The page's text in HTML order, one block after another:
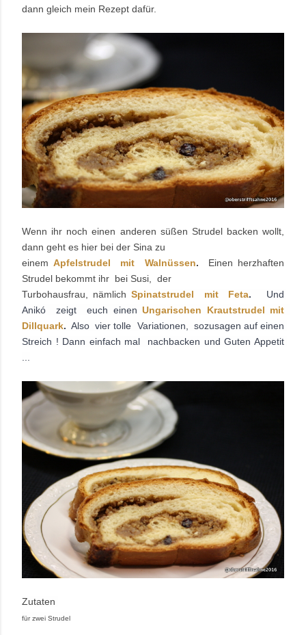
dann gleich mein Rezept dafür.
Wenn ihr noch einen anderen süßen Strudel backen wollt,
dann geht es hier bei der Sina zu
einemApfelstrudel mit Walnüssen.
Einen herzhaften
Strudel bekommt ihr bei Susi, der
Turbohausfrau, nämlichSpinatstrudel  mit  Feta.
  Und
Anikó  zeigt  euch einen Ungarischen Krautstrudel mit
Dillquark.
  Also  vier tolle  Variationen,  sozusagen auf einen
Streich ! Dann einfach mal  nachbacken und Guten Appetit
Zutaten
für zwei Strudel